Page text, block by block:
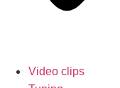
Video clips